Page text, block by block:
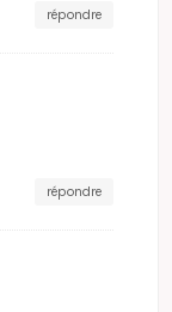
répondre
répondre